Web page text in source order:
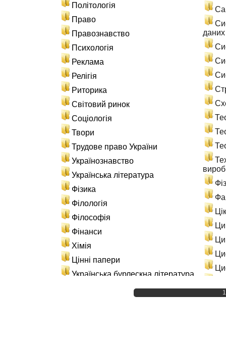
даних
Політологія
Право
Правознавство
Психологія
Реклама
Релігія
Риторика
Світовий ринок
Соціологія
Твори
Трудове право України
Українознавство
Українська література
Фізика
Філологія
Філософія
Фінанси
Хімія
Цінні папери
Українська бурлескна література
Матеріали по навчанню